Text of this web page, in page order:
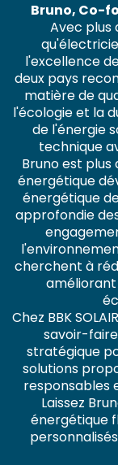
Bruno, Co-
Avec plus
l'excellence
deux pays
matière de
l'écologie et la
de l'énergie
technique
Bruno est plus
énergétique
énergétique
approfondie
cherchent à
Chez BBK
savoir-faire
stratégique
solutions
responsables
Laissez
énergétique